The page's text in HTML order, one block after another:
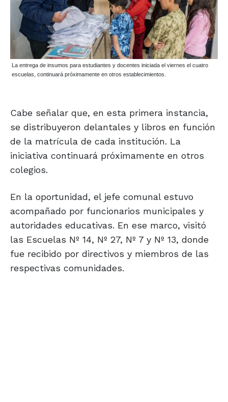
La entrega de insumos para estudiantes y docentes iniciada el viernes el cuatro
escuelas, continuará próximamente en otros establecimientos.
Cabe señalar que, en esta primera instancia,
se distribuyeron delantales y libros en función
de la matrícula de cada institución. La
iniciativa continuará próximamente en otros
colegios.
En la oportunidad, el jefe comunal estuvo
acompañado por funcionarios municipales y
autoridades educativas. En ese marco, visitó
las Escuelas Nº 14, Nº 27, Nº 7 y Nº 13, donde
fue recibido por directivos y miembros de las
respectivas comunidades.